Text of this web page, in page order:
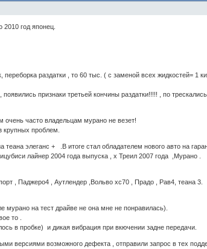
2010 год японец.
раздатки , то 60 тыс. ( с заменой всех жидкостей= 1
признаки третьей кончины раздатки!!!!! , по
часто владельцам мурано не везет!
крупных проблем.
элеганс + .В итоге стал обладателем нового авто на
лайнер 2004 года выпуска , х Треил 2007 года ,Мурано .
, Паджеро4 , Аутлендер ,Вольво хс70 , Прадо , Рав4, теана 3.
на тест драйве не она мне не понравилась).
то .
в пробке) и дикая вибрация при вкючении задне передачи.
версиями возможного дефекта , отправили запрос в тех